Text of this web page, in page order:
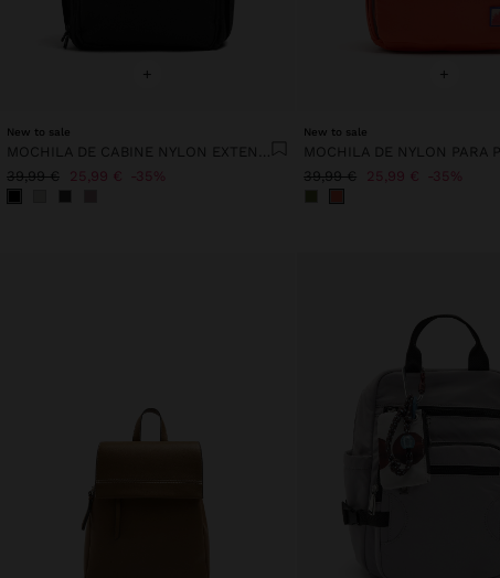
+
New to sale
MOCHILA DE CABINE NYLON EXTENSÍVEL COM PORTA-GARRAFA
39,99 € 25,99 € 35%
+
New to sale
39,99 € 25,99 € 35%